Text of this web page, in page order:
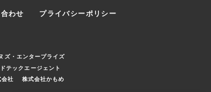
わせ プライバシーポリシー
ズ・エンタープライズ
テックエージェント
会社
株式会社かもめ